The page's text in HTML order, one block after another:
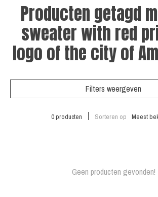
Producten getagd
sweater with red
logo of the city of
Filters weergeven
0 producten Sorteren op Meest
Geen producten gevonden!